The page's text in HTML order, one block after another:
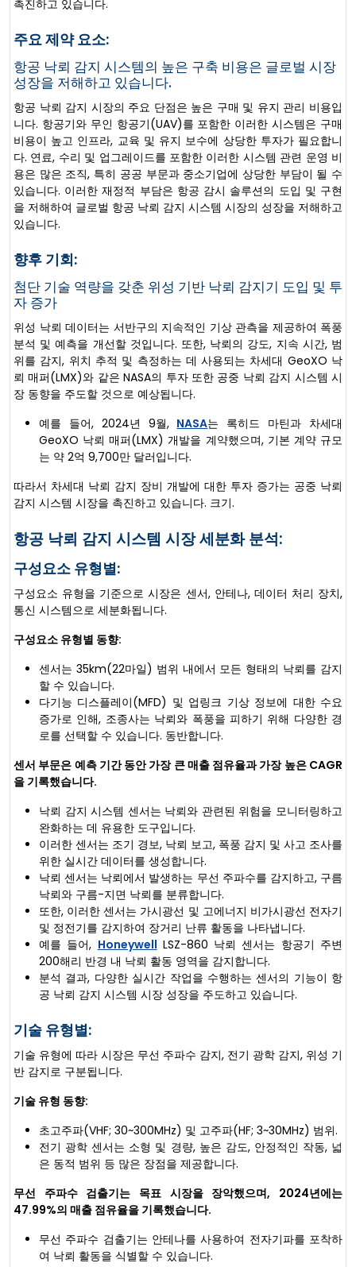
촉진하고 있습니다.
주요 제약 요소:
항공 낙뢰 감지 시스템의 높은 구축 비용은 글로벌 시장
성장을 저해하고 있습니다.
항공 낙뢰 감지 시장의 주요 단점은 높은 구매 및 유지 관리 비용입
니다. 항공기와 무인 항공기(UAV)를 포함한 이러한 시스템은 구매
비용이 높고 인프라, 교육 및 유지 보수에 상당한 투자가 필요합니
다. 연료, 수리 및 업그레이드를 포함한 이러한 시스템 관련 운영 비
용은 많은 조직, 특히 공공 부문과 중소기업에 상당한 부담이 될 수
있습니다. 이러한 재정적 부담은 항공 감시 솔루션의 도입 및 구현
을 저해하여 글로벌 항공 낙뢰 감지 시스템 시장의 성장을 저해하고
있습니다.
향후 기회:
첨단 기술 역량을 갖춘 위성 기반 낙뢰 감지기 도입 및 투
자 증가
위성 낙뢰 데이터는 서반구의 지속적인 기상 관측을 제공하여 폭풍
분석 및 예측을 개선할 것입니다. 또한, 낙뢰의 강도, 지속 시간, 범
위를 감지, 위치 추적 및 측정하는 데 사용되는 차세대 GeoXO 낙
뢰 매퍼(LMX)와 같은 NASA의 투자 또한 공중 낙뢰 감지 시스템 시
장 동향을 주도할 것으로 예상됩니다.
예를 들어, 2024년 9월, NASA는 록히드 마틴과 차세대
GeoXO 낙뢰 매퍼(LMX) 개발을 계약했으며, 기본 계약 규모
는 약 2억 9,700만 달러입니다.
따라서 차세대 낙뢰 감지 장비 개발에 대한 투자 증가는 공중 낙뢰
감지 시스템 시장을 촉진하고 있습니다. 크기.
항공 낙뢰 감지 시스템 시장 세분화 분석:
구성요소 유형별:
구성요소 유형을 기준으로 시장은 센서, 안테나, 데이터 처리 장치,
통신 시스템으로 세분화됩니다.
구성요소 유형별 동향:
센서는 35km(22마일) 범위 내에서 모든 형태의 낙뢰를 감지
할 수 있습니다.
다기능 디스플레이(MFD) 및 업링크 기상 정보에 대한 수요
증가로 인해, 조종사는 낙뢰와 폭풍을 피하기 위해 다양한 경
로를 선택할 수 있습니다. 동반합니다.
센서 부문은 예측 기간 동안 가장 큰 매출 점유율과 가장 높은 CAGR
을 기록했습니다.
낙뢰 감지 시스템 센서는 낙뢰와 관련된 위험을 모니터링하고
완화하는 데 유용한 도구입니다.
이러한 센서는 조기 경보, 낙뢰 보고, 폭풍 감지 및 사고 조사를
위한 실시간 데이터를 생성합니다.
낙뢰 센서는 낙뢰에서 발생하는 무선 주파수를 감지하고, 구름
낙뢰와 구름-지면 낙뢰를 분류합니다.
또한, 이러한 센서는 가시광선 및 고에너지 비가시광선 전자기
및 정전기를 감지하여 장거리 난류 활동을 나타냅니다.
예를 들어, Honeywell LSZ-860 낙뢰 센서는 항공기 주변
200해리 반경 내 낙뢰 활동 영역을 감지합니다.
분석 결과, 다양한 실시간 작업을 수행하는 센서의 기능이 항
공 낙뢰 감지 시스템 시장 성장을 주도하고 있습니다.
기술 유형별:
기술 유형에 따라 시장은 무선 주파수 감지, 전기 광학 감지, 위성 기
반 감지로 구분됩니다.
기술 유형 동향:
초고주파(VHF; 30~300MHz) 및 고주파(HF; 3~30MHz) 범위.
전기 광학 센서는 소형 및 경량, 높은 감도, 안정적인 작동, 넓
은 동적 범위 등 많은 장점을 제공합니다.
무선 주파수 검출기는 목표 시장을 장악했으며, 2024년에는
47.99%의 매출 점유율을 기록했습니다.
무선 주파수 검출기는 안테나를 사용하여 전자기파를 포착하
여 낙뢰 활동을 식별할 수 있습니다.